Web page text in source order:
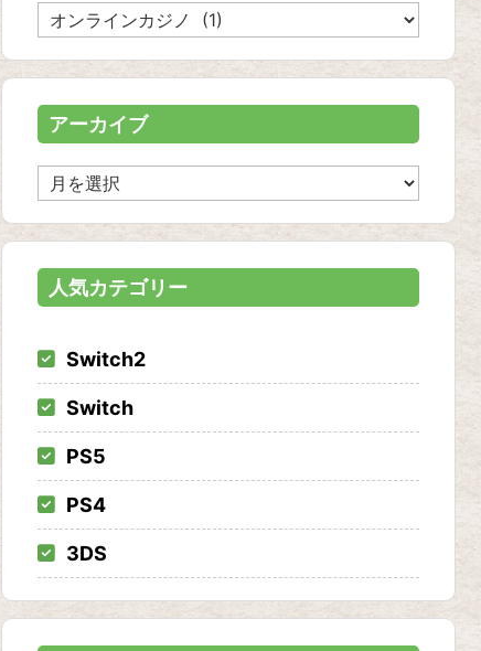
カ
テ
ゴ
リ
ー
アーカイブ
ー
カ
イ
ブ
人気カテゴリー
Switch2
Switch
PS5
PS4
3DS